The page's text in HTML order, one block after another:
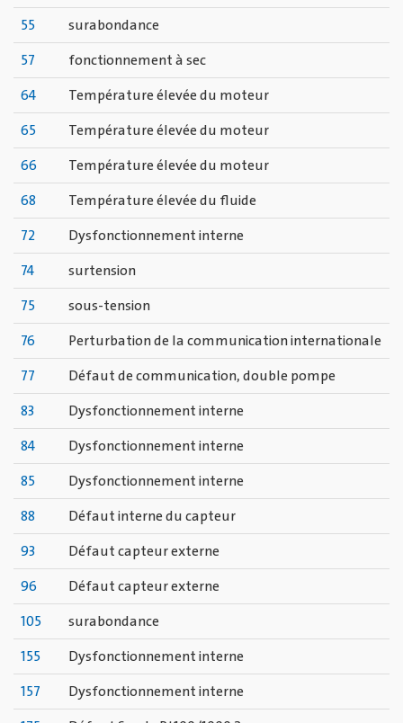
55 surabondance
57 fonctionnement à sec
64 Température élevée du moteur
65 Température élevée du moteur
66 Température élevée du moteur
68 Température élevée du fluide
72 Dysfonctionnement interne
74 surtension
75 sous-tension
76 Perturbation de la communication internationale
77 Défaut de communication, double pompe
83 Dysfonctionnement interne
84 Dysfonctionnement interne
85 Dysfonctionnement interne
88 Défaut interne du capteur
93 Défaut capteur externe
96 Défaut capteur externe
105 surabondance
155 Dysfonctionnement interne
157 Dysfonctionnement interne